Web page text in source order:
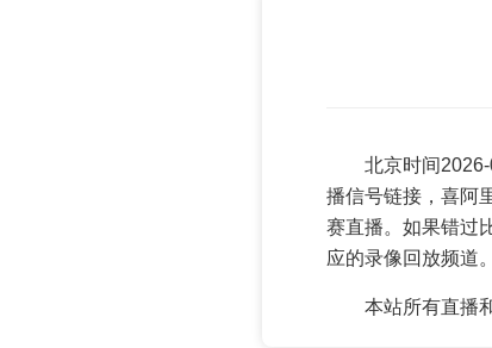
北京时间
播信号链接，喜阿
赛直播。如果错过
应的录像回放频道。
本站所有直播